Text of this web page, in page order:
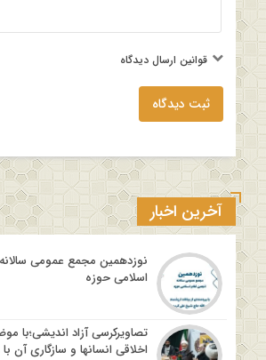
قوانین ارسال دیدگاه
ثبت دیدگاه
آخرین اخبار
نوزدهمین مجمع عمومی
اسلامی حوزه
تصاویرکرسی آزاد اندیشی؛با
اخلاقی انسانها و سازگاری آن